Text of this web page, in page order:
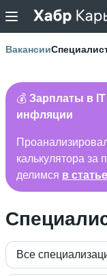
Вакансии
💰 Зарплаты в
инфляции
калькулятора за
делимся в
Все